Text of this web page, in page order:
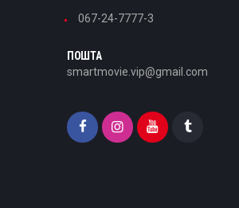
067-24-7777-3
ПОШТА
smartmovie.vip@gmail.com